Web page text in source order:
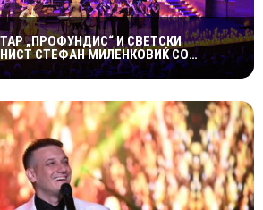
„ПРОФУНДИС“ И СВЕТСКИ
СТЕФАН МИЛЕНКОВИЌ СО
КОНЦЕРТ НА „ОХРИДСКО